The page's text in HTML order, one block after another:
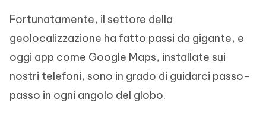
Fortunatamente, il settore della
geolocalizzazione ha fatto passi da gigante, e
oggi app come Google Maps, installate sui
nostri telefoni, sono in grado di guidarci passo-
passo in ogni angolo del globo.